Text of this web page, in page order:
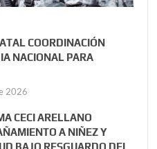
COORDINACIÓN
NACIONAL PARA
2026
CECI ARELLANO
A NIÑEZ Y